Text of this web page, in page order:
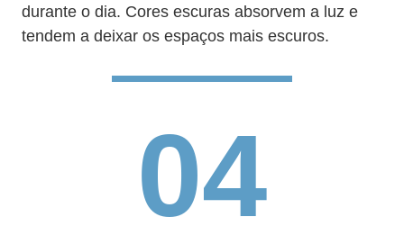
durante o dia. Cores escuras absorvem a luz e
tendem a deixar os espaços mais escuros.
04